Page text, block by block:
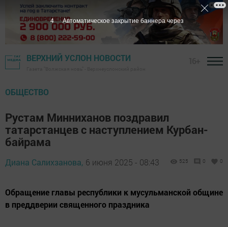
ВЕРХНИЙ УСЛОН НОВОСТИ
ОБЩЕСТВО
Рустам Минниханов поздравил
татарстанцев с наступлением Курбан-
байрама
Диана Салихзанова, 6 июня 2025 - 08:43 525 0 0
Обращение главы республики к мусульманской общине
в преддверии священного праздника
3 Автоматическое закрытие баннера через